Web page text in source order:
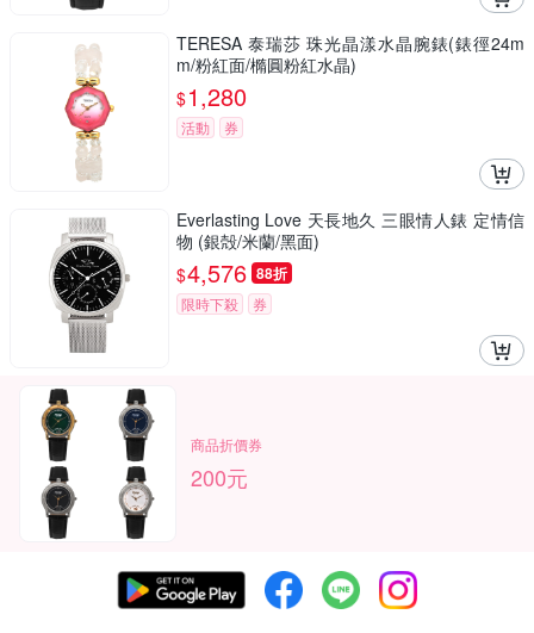
TERESA 泰瑞莎 珠光晶漾水晶腕錶(錶徑24m
m/粉紅面/橢圓粉紅水晶)
$1,280
活動 券
Everlasting Love 天長地久 三眼情人錶 定情信
物 (銀殻/米蘭/黑面)
$4,576 88折
限時下殺 券
商品折價券
200元